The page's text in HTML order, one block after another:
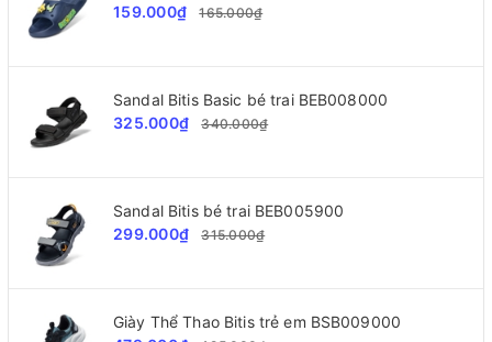
159.000₫
165.000₫
Sandal Bitis Basic bé trai BEB008000
325.000₫
340.000₫
Sandal Bitis bé trai BEB005900
299.000₫
315.000₫
Giày Thể Thao Bitis trẻ em BSB009000